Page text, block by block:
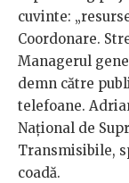
cuvinte:
Coordonare.
Managerul
demn către
telefoane.
Național de
Transmisibile,
coadă.